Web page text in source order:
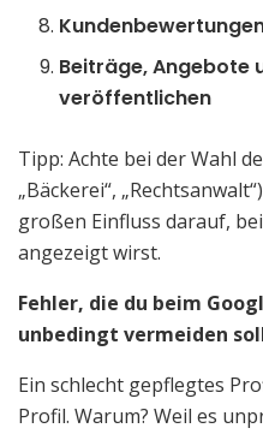
Beiträge, Angebote
veröffentlichen
Tipp: Achte bei der Wahl
„Bäckerei“,
großen Einfluss darauf,
angezeigt wirst.
Fehler, die du beim
unbedingt vermeiden
Ein schlecht gepflegtes
Profil. Warum? Weil es